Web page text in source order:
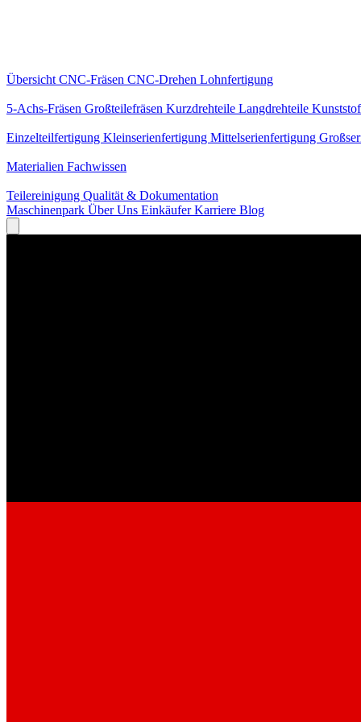
Übersicht CNC-Fräsen CNC-Drehen Lohnfertigung
5-Achs-Fräsen Großteilefräsen Kurzdrehteile Langdrehteile
Einzelteilfertigung Kleinserienfertigung Mittelserienfertigung
Materialien Fachwissen
Teilereinigung Qualität & Dokumentation
Maschinenpark Über Uns EinkäuferKarriere Blog